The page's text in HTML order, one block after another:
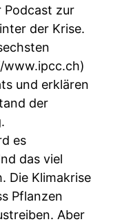
Podcast zur
der Krise.
)
und erklären
der
es
das viel
Die Klimakrise
Pflanzen
Aber